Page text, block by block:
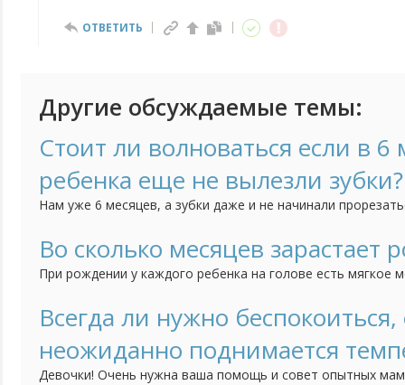
ОТВЕТИТЬ
Другие обсуждаемые темы:
Стоит ли волноваться если в 6
ребенка еще не вылезли зубки?
Нам уже 6 месяцев, а зубки даже и не начинали
Во сколько месяцев зарастает
При рождении у каждого ребенка на голове есть мягкое
например зубки режутся или садятся на попу каждый в
начинать волноваться, что родничок все ни как не
Всегда ли нужно
неожиданно поднимается
Девочки! Очень нужна ваша помощь и совет опытных